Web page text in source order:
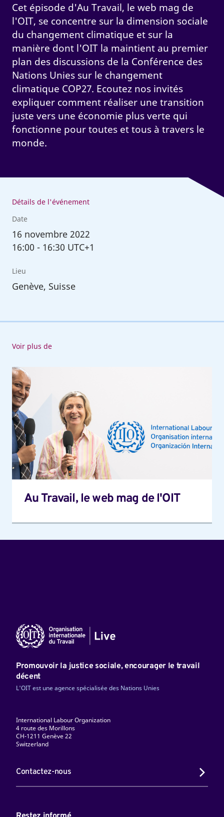
Cet épisode d'Au Travail, le web mag de
l'OIT, se concentre sur la dimension sociale
du changement climatique et sur la
manière dont l'OIT la maintient au premier
plan des discussions de la Conférence des
Nations Unies sur le changement
climatique COP27. Ecoutez nos invités
expliquer comment réaliser une transition
juste vers une économie plus verte qui
fonctionne pour toutes et tous à travers le
monde.
Détails de l'événement
Date
16 novembre 2022
16:00 - 16:30 UTC+1
Lieu
Genève, Suisse
Voir plus de
Au
Travail,
le
web
mag
de
l'OIT
Au Travail, le web mag de l'OIT
Promouvoir la justice sociale, encourager le travail
décent
L'OIT est une agence spécialisée des Nations Unies
International Labour Organization
4 route des Morillons
CH-1211 Genève 22
Switzerland
Contactez-nous